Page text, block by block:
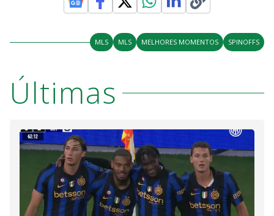
MLS MLS MELHORES MOMENTOS SPINOFFS
Últimas